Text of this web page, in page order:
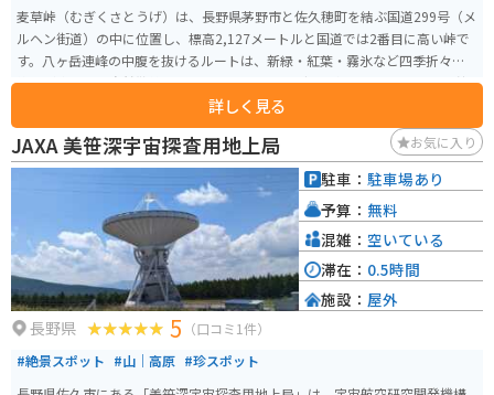
麦草峠（むぎくさとうげ）は、長野県茅野市と佐久穂町を結ぶ国道299号（メ
ルヘン街道）の中に位置し、標高2,127メートルと国道では2番目に高い峠で
す。八ヶ岳連峰の中腹を抜けるルートは、新緑・紅葉・霧氷など四季折々の
絶景が楽しめ、自然散策やドライブ、ツーリングに人気のスポットです。 峠
のすぐ近くには白駒の池や苔むした原生林があり、軽いハイキングも楽しめ
ます。バイクで訪れる場合は、標高が高く夏でも冷えるため防寒対策が必
要。急カーブの多い山道ですが、走りごたえがあり景色も抜群です。冬期は
通行止めとなるため、訪問はおおむね5月から11月頃がおすすめです。
詳しく見る
JAXA 美笹深宇宙探査用地上局 お気に入り
長野県 5 （口コミ1件）
#絶景スポット #山｜高原 #珍スポット
駐車： 駐車場あり
予算： 無料
混雑： 空いている
滞在： 0.5時間
施設： 屋外